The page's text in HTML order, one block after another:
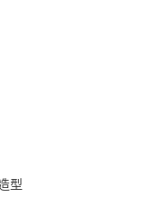
含以上)免運費
型